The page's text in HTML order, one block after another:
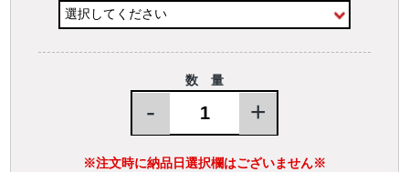
数 量
- +
※注文時に納品日選択欄はございません※